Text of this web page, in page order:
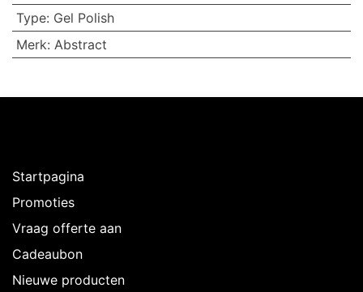
Type: Gel Polish
Merk: Abstract
Startpagina
Promoties
Vraag offerte aan
Cadeaubon
Nieuwe producten